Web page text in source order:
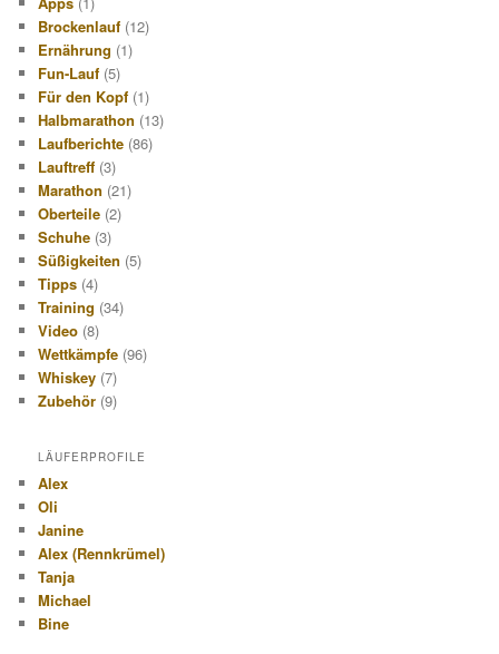
Brockenlauf (12)
Ernährung (1)
Fun-Lauf (5)
Für den Kopf (1)
Halbmarathon (13)
Laufberichte (86)
Lauftreff (3)
Marathon (21)
Oberteile (2)
Schuhe (3)
Süßigkeiten (5)
Tipps (4)
Training (34)
Video (8)
Wettkämpfe (96)
Whiskey (7)
Zubehör (9)
LÄUFERPROFILE
Alex
Oli
Janine
Alex (Rennkrümel)
Tanja
Michael
Bine